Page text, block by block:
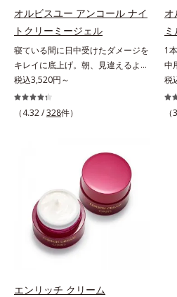
肌成分*6 角層まで*7 うるおいによ
りキメを整えて毛穴を目立たなくす
る*8 すべての方に皮膚刺激がおき
ないというわけではありません※敏
感肌対象パッチテスト済（すべての
人に皮膚刺激がおきないというわけ
ではありません）※弱酸性（ローシ
53
表
感
ラ
が
ス
タミンC(*7)」を採用。肌奥(*6)まで
浸透し、シミやソバカスの原因とな
るメラニンの生成を食い止めます。
またオルビス独自成分の「ブライト
VCコンプレックス(*8)」が、透明感
を阻害する原因(*9)にアプローチし
ます。さらに肌表面のなめらかさや
みずみずしさをサポートするため
透明感を包括的にサポート。全方位
ケアのアプローチによって、肌本来
の輝きを生かして澄み渡る、輝き透
明肌を叶えます。L＝さっぱりタイ
プ（脂性肌～普通肌）M＝しっとり
タイプ（普通肌～乾性肌）*1 シ
ミ・ソバカスが肌表面にあらわれる
こと*2 メラニンの生成を抑え、シ
よる透明感のある肌*4 日本化粧品
オルビスユー アンコール ナイ
トクリーミージェル
寝ている間に日中受けたダメージを
キレイに底上げ。朝、見違えるよう
なハリ感に。諦めかけていたハリ不
足、うるおい低下に先端科学ケア
(*1)でアプローチするエイジングケ
スエキスとHSP（ヒートショックプ
ロテイン）(*4)の合わせ技で、目
元、フェイスラインなど、年齢を重
ねるにつれハリ不足、うるおい低下
を感じやすい部位に働きかけ、ハリ
感のある肌へ導きます。さらに、水
でも油でもない第3の成分、even
wateroil（イーブンワテロイル）を
実現できなかった、“濃密なうるお
税込3,520円～
（4.32 /328件）
オ
1
中
て
税
エンリッチ クリーム